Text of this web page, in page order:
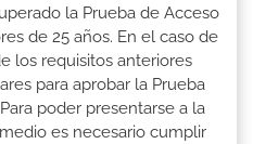
la Prueba de Acceso
de 25 años. En el caso de
los requisitos anteriores
para aprobar la Prueba
poder presentarse a la
es necesario cumplir